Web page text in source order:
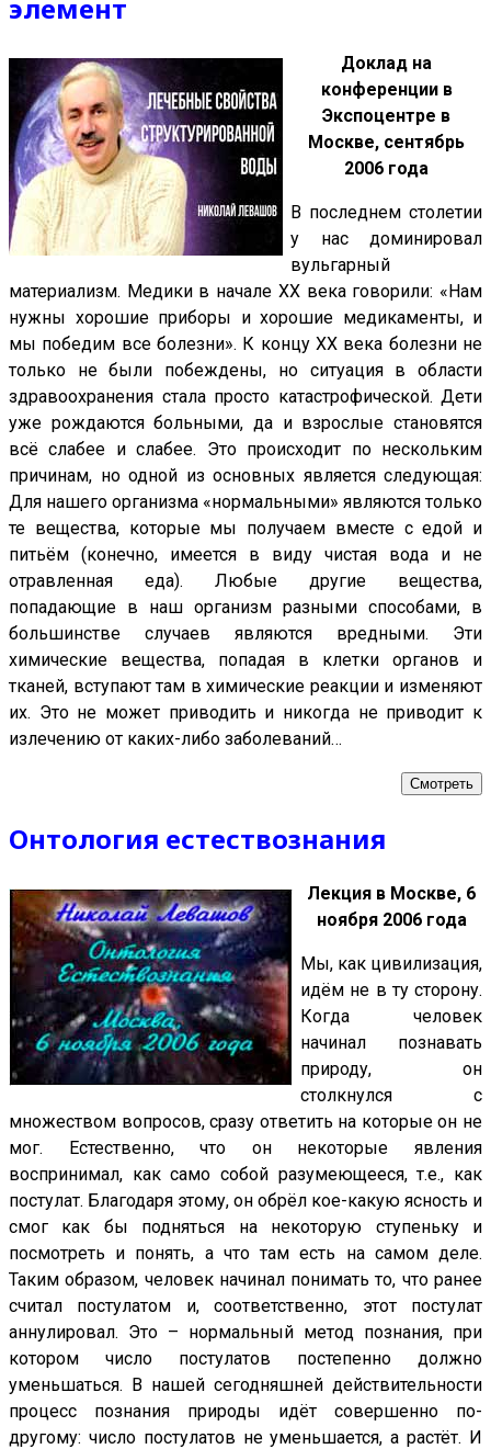
элемент
Доклад на
конференции в
Экспоцентре в
Москве, сентябрь
2006 года
В последнем столетии
у нас доминировал
вульгарный
материализм. Медики в начале XX века говорили: «Нам
нужны хорошие приборы и хорошие медикаменты, и
мы победим все болезни». К концу XX века болезни не
только не были побеждены, но ситуация в области
здравоохранения стала просто катастрофической. Дети
уже рождаются больными, да и взрослые становятся
всё слабее и слабее. Это происходит по нескольким
причинам, но одной из основных является следующая:
Для нашего организма «нормальными» являются только
те вещества, которые мы получаем вместе с едой и
питьём (конечно, имеется в виду чистая вода и не
отравленная еда). Любые другие вещества,
попадающие в наш организм разными способами, в
большинстве случаев являются вредными. Эти
химические вещества, попадая в клетки органов и
тканей, вступают там в химические реакции и изменяют
их. Это не может приводить и никогда не приводит к
излечению от каких-либо заболеваний…
Смотреть
Онтология естествознания
Лекция в Москве, 6
ноября 2006 года
Мы, как цивилизация,
идём не в ту сторону.
Когда человек
начинал познавать
природу, он
столкнулся с
множеством вопросов, сразу ответить на которые он не
мог. Естественно, что он некоторые явления
воспринимал, как само собой разумеющееся, т.е., как
постулат. Благодаря этому, он обрёл кое-какую ясность и
смог как бы подняться на некоторую ступеньку и
посмотреть и понять, а что там есть на самом деле.
Таким образом, человек начинал понимать то, что ранее
считал постулатом и, соответственно, этот постулат
аннулировал. Это – нормальный метод познания, при
котором число постулатов постепенно должно
уменьшаться. В нашей сегодняшней действительности
процесс познания природы идёт совершенно по-
другому: число постулатов не уменьшается, а растёт. И